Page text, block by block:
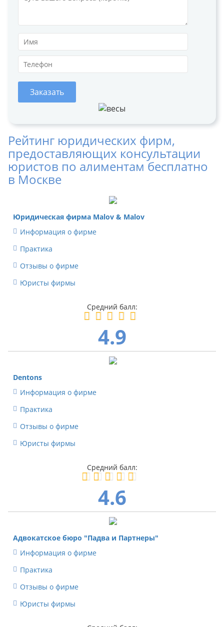
Заказать
Рейтинг юридических фирм,
предоставляющих консультации
юристов по алиментам бесплатно
в Москве
Юридическая фирма Malov & Malov
Информация о фирме
Практика
Отзывы о фирме
Юристы фирмы
4.9
Dentons
Информация о фирме
Практика
Отзывы о фирме
Юристы фирмы
4.6
Адвокатское бюро "Падва и Партнеры"
Информация о фирме
Практика
Отзывы о фирме
Юристы фирмы